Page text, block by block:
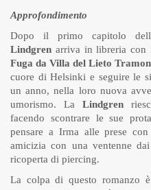
Approfondimento
Dopo il primo capitolo
Lindgren arriva in libreria con
Fuga da Villa del Lieto
cuore di Helsinki e seguire le
un anno, nella loro nuova
umorismo. LaLindgren
facendo scontrare le sue
pensare a Irma alle prese
amicizia con una ventenne
ricoperta di piercing.
La colpa di questo romanzo